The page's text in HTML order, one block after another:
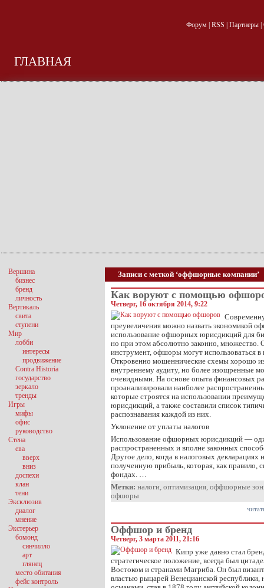
Форум| RSS Партнеры|
ГЛАВНАЯ
Записи с меткой ‘оффшорные компании’
Как воруют с помощью
Четверг, 16 октября 2014, 9:22
преувеличения можно назвать экономикой
использование офшорных юрисдикций для
но при этом абсолютно законно, множество.
инструмент, офшоры могут использоваться
Откровенно мошеннические схемы хорошо
внутреннему аудиту, но более изощренные
очевидными. На основе опыта финансовых
проанализировали наиболее
которые строятся на использовании
юрисдикций, а также составили список
распознавания каждой из них.
Уклонение от уплаты налогов
Использование офшорных юрисдикций —
распространенных и вполне законных
Другое дело, когда в налоговых
полученную прибыль, которая, как правило,
фондах. …
Метки: налоги, оптимизация, оффшорные
офшоры
Оффшор и бренд
Четверг, 3 марта 2011, 21:16
Кипр уже давно стал
стратегическое положение, всегда был
Востоком и странами Магриба. Он был
властью рыцарей Венецианской республики,
Вершина
бизнес
бренд
личность
Вертикаль
свита
ступени
Мир
лобби
интересы
продвижение
Contra Historia
государство
зеркало
тренды
Игры
мифы
офис
руководство
Стена
ева
вверх
вниз
доспехи
клан
тени
Эксклюзив
диалог
мнение
Экстерьер
бомонд
синчилло
арт
глянец
место обитания
фейс контроль